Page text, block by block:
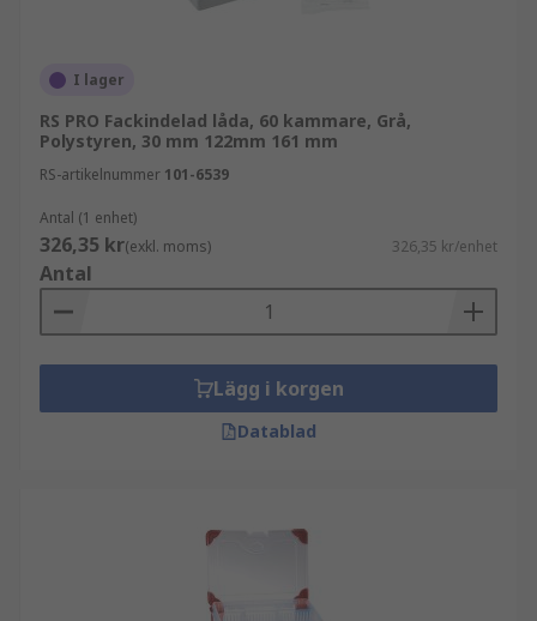
I lager
RS PRO Fackindelad låda, 60 kammare, Grå,
Polystyren, 30 mm 122mm 161 mm
RS-artikelnummer 101-6539
Antal (1 enhet)
326,35 kr(exkl. moms) 326,35 kr/enhet
Antal
Lägg i korgen
Datablad